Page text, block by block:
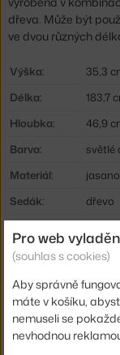
dřeva. Může být
ve dvou různých
Výška:
35,3
Délka:
183,7
Hloubka:
46,9
Barva:
světlé
Materiál:
Sedák:
dřevo
Kód produktu VIT-
EAN
Ste zo Slovenska?
Shopping from the
Pro web
(souhlas s cookies)
Aby správně
máte v košíku,
nemuseli se
nevhodnou